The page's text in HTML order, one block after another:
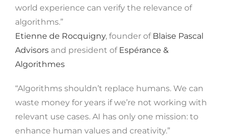
world experience can verify the relevance of
algorithms.”
Etienne de Rocquigny, founder of Blaise Pascal
Advisors and president of Espérance &
Algorithmes
“Algorithms shouldn’t replace humans. We can
waste money for years if we’re not working with
relevant use cases. AI has only one mission: to
enhance human values ​​and creativity.”